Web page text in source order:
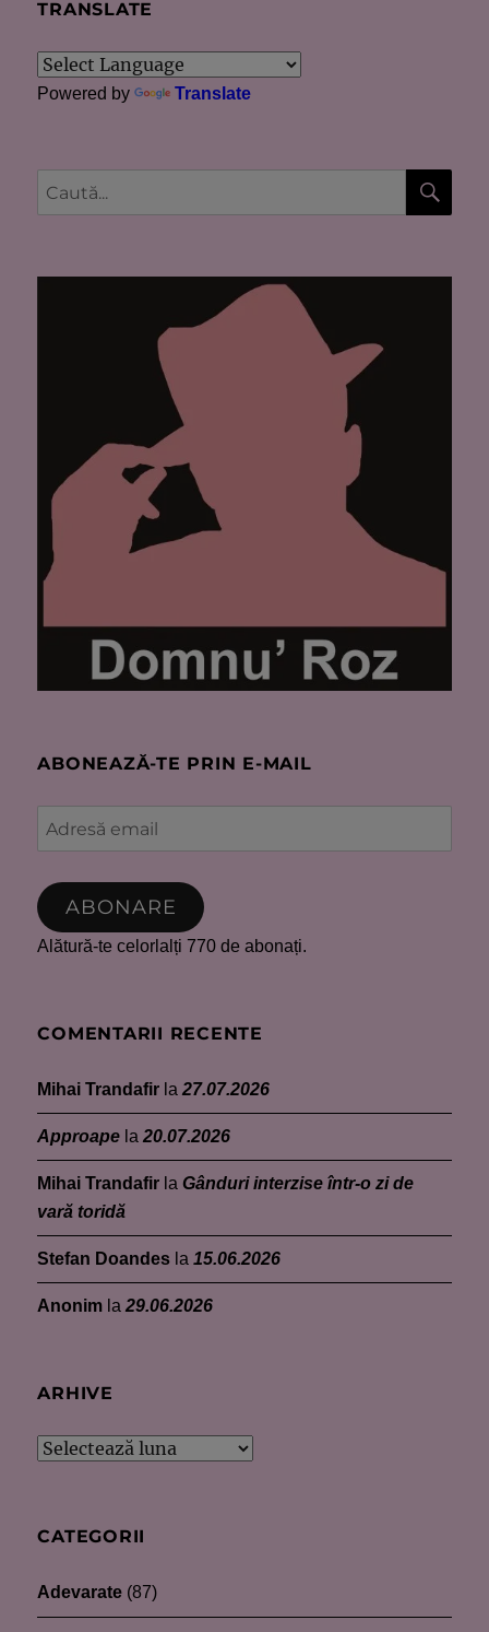
TRANSLATE
Powered by Translate
după:
ABONEAZĂ-TE PRIN E-MAIL
Adresă
email
ABONARE
Alătură-te celorlalți 770 de abonați.
COMENTARII RECENTE
Mihai Trandafir la27.07.2026
Approape la20.07.2026
Mihai Trandafir la Gânduri interzise într-o zi de
vară toridă
Stefan Doandes la15.06.2026
Anonim la29.06.2026
ARHIVE
Arhive
CATEGORII
Adevarate (87)